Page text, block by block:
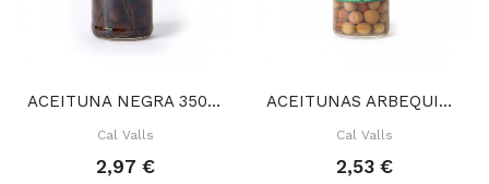
ACEITUNA NEGRA 350 GR
Cal Valls
2,97 €
ACEITUNAS ARBEQUINA 200 GR
Cal Valls
2,53 €